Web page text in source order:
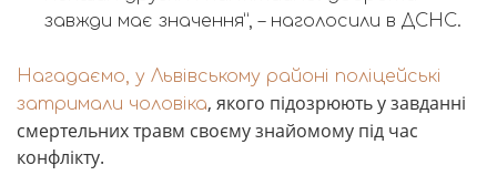
завжди має значення”, – наголосили в ДСНС.
Нагадаємо, у Львівському районі поліцейські
затримали чоловіка, якого підозрюють у завданні
смертельних травм своєму знайомому під час
конфлікту.